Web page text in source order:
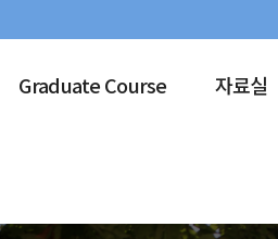
Graduate Course 자료실